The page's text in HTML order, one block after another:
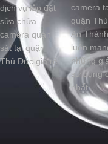
dịch vụ lắp đặt
sửa chửa
camera quan
sát tại quận
Thủ Đức giá rẻ
camera
quận
An
luôn
những
sử dụng
nhất.